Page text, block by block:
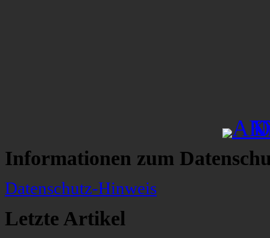
Informationen zum
Datenschutz-Hinweis
Letzte Artikel